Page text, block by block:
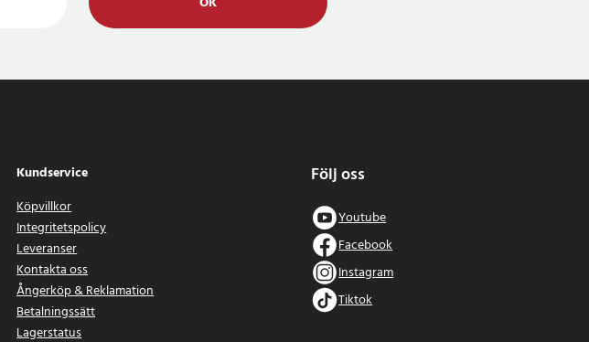
Kundservice
Köpvillkor
Integritetspolicy
Leveranser
Kontakta oss
Ångerköp & Reklamation
Betalningssätt
Lagerstatus
Följ oss
Youtube
Facebook
Instagram
Tiktok